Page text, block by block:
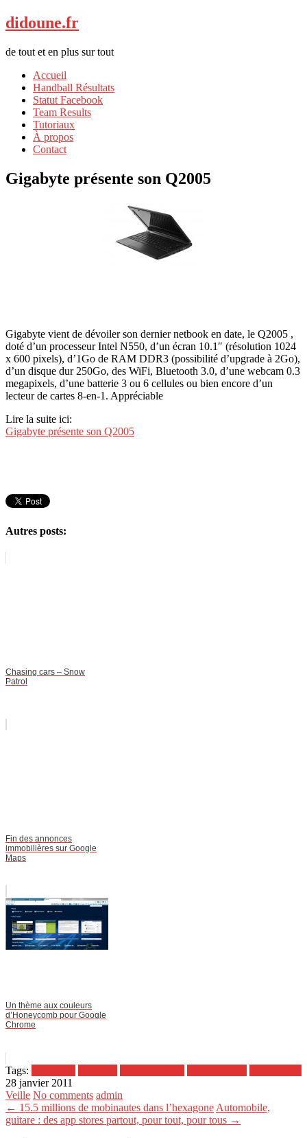
didoune.fr
de tout et en plus sur tout
Accueil
Handball Résultats
Statut Facebook
Team Results
Tutoriaux
À propos
Contact
Gigabyte présente son Q2005
Gigabyte vient de dévoiler son dernier netbook en date, le Q2005 ,
doté d’un processeur Intel N550, d’un écran 10.1″ (résolution 1024
x 600 pixels), d’1Go de RAM DDR3 (possibilité d’upgrade à 2Go),
d’un disque dur 250Go, des WiFi, Bluetooth 3.0, d’une webcam 0.3
megapixels, d’une batterie 3 ou 6 cellules ou bien encore d’un
lecteur de cartes 8-en-1. Appréciable
Lire la suite ici:
Gigabyte présente son Q2005
Autres posts:
Chasing cars – Snow
Patrol
Fin des annonces
immobilières sur Google
Maps
Un thème aux couleurs
d’Honeycomb pour Google
Chrome
Tags:
28 janvier 2011
Veille No comments admin
← 15.5 millions de mobinautes dans l’hexagone Automobile,
guitare : des app stores partout, pour tout, pour tous →